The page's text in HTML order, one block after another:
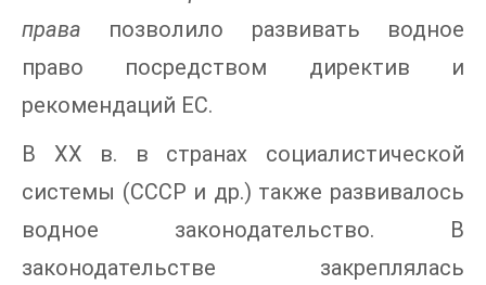
права позволило развивать водное
право посредством директив и
рекомендаций ЕС.
В XX в. в странах социалистической
системы (СССР и др.) также развивалось
водное законодательство. В
законодательстве закреплялась